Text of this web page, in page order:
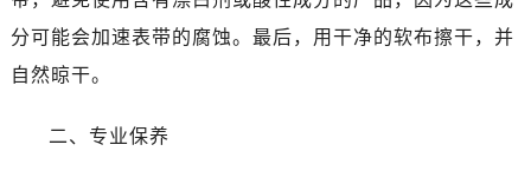
分可能会加速表带的腐蚀。最后，用干净的软布擦干，并
自然晾干。
二、专业保养